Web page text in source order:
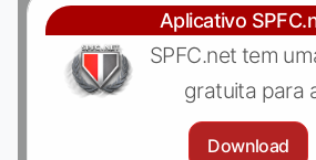
Aplicativo
SPFC.net tem
gratuita para
Download